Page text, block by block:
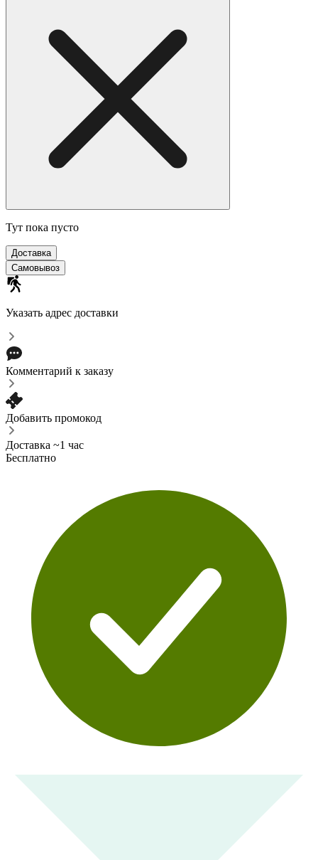
Тут пока пусто
Доставка
Самовывоз
Указать адрес доставки
Комментарий к заказу
Добавить промокод
Доставка ~1 час
Бесплатно